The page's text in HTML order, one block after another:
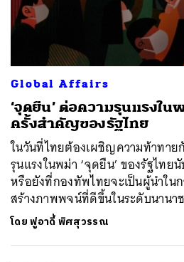
Global Affairs
‘จุดยืน’ ต่อความรุนแรงใ
ครั้งสำคัญของรัฐไทย
ในวันที่ไทยต้องเผชิญความท้าทา
รุนแรงในพม่า ‘จุดยืน’ ของรัฐไทย
หรือยังที่กองทัพไทยจะเป็นผู้นำใน
สร้างภาพพจน์ที่ดีขึ้นในระดับนานา
โดยฟูอาดี้ พิศสุวรรณ
ค้นหา
SHARE TWEET